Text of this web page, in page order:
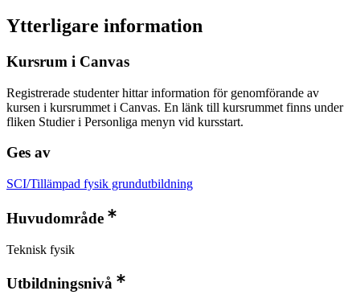
Ytterligare information
Kursrum i Canvas
Registrerade studenter hittar information för genomförande av
kursen i kursrummet i Canvas. En länk till kursrummet finns under
fliken Studier i Personliga menyn vid kursstart.
Ges av
SCI/Tillämpad fysik grundutbildning
Huvudområde
Teknisk fysik
Utbildningsnivå